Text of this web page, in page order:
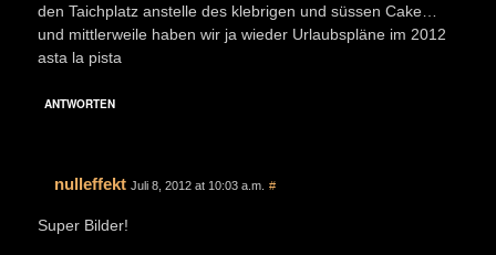
den Taichplatz anstelle des klebrigen und süssen Cake…
und mittlerweile haben wir ja wieder Urlaubspläne im 2012
asta la pista
ANTWORTEN
nulleffekt Juli 8, 2012 at 10:03 a.m. #
Super Bilder!